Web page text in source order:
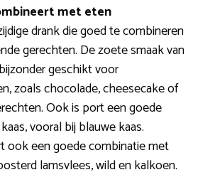
met eten
drank die goed te combineren
gerechten. De zoete smaak van
geschikt voor
zoals chocolade, cheesecake of
Ook is port een goede
vooral bij blauwe kaas.
ook een goede combinatie met
lamsvlees, wild en kalkoen.